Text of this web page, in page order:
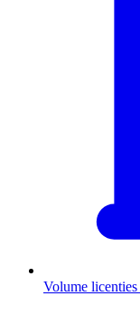
Volume licenties